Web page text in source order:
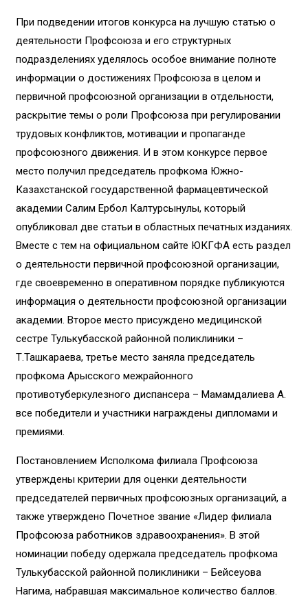
При подведении итогов конкурса на лучшую статью о
деятельности Профсоюза и его структурных
подразделениях уделялось особое внимание полноте
информации о достижениях Профсоюза в целом и
первичной профсоюзной организации в отдельности,
раскрытие темы о роли Профсоюза при регулировании
трудовых конфликтов, мотивации и пропаганде
профсоюзного движения. И в этом конкурсе первое
место получил председатель профкома Южно-
Казахстанской государственной фармацевтической
академии Салим Ербол Калтурсынулы, который
опубликовал две статьи в областных печатных изданиях.
Вместе с тем на официальном сайте ЮКГФА есть раздел
о деятельности первичной профсоюзной организации,
где своевременно в оперативном порядке публикуются
информация о деятельности профсоюзной организации
академии. Второе место присуждено медицинской
сестре Тулькубасской районной поликлиники –
Т.Ташкараева, третье место заняла председатель
профкома Арысского межрайонного
противотуберкулезного диспансера – Мамамдалиева А.
все победители и участники награждены дипломами и
премиями.
Постановлением Исполкома филиала Профсоюза
утверждены критерии для оценки деятельности
председателей первичных профсоюзных организаций, а
также утверждено Почетное звание «Лидер филиала
Профсоюза работников здравоохранения». В этой
номинации победу одержала председатель профкома
Тулькубасской районной поликлиники – Бейсеуова
Нагима, набравшая максимальное количество баллов.